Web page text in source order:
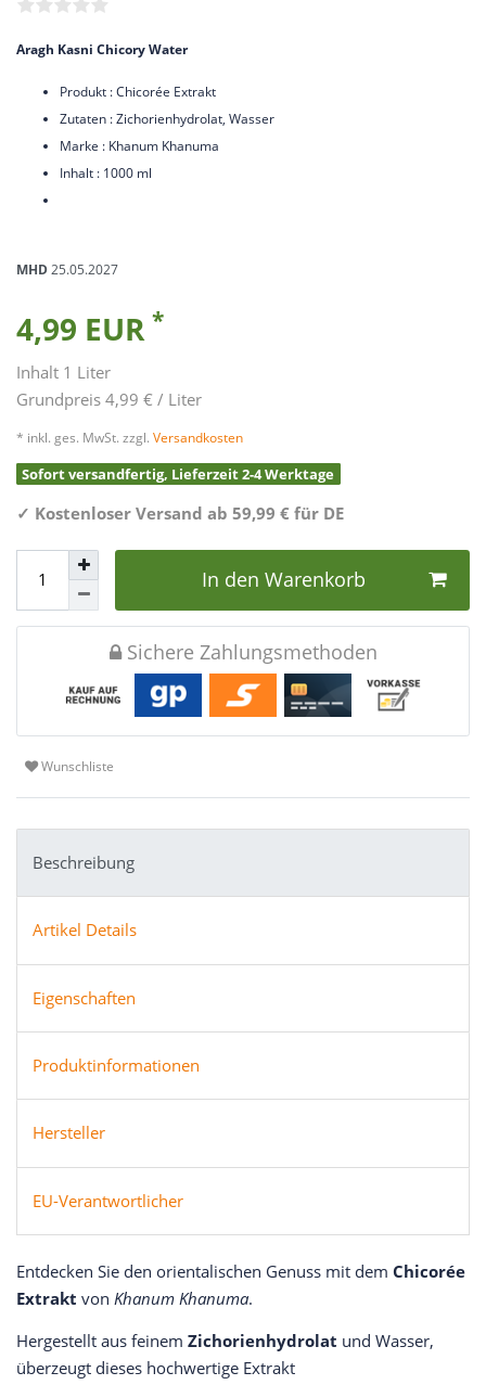
Aragh Kasni Chicory Water
Produkt : Chicorée Extrakt
Zutaten : Zichorienhydrolat, Wasser
Marke : Khanum Khanuma
Inhalt : 1000 ml
MHD25.05.2027
4,99 EUR *
Inhalt 1 Liter
Grundpreis4,99 € / Liter
* inkl. ges. MwSt. zzgl. Versandkosten
Sofort versandfertig, Lieferzeit 2-4 Werktage
✓ Kostenloser Versand ab 59,99 € für DE
In den Warenkorb
Sichere Zahlungsmethoden
Wunschliste
Beschreibung
Artikel Details
Eigenschaften
Produktinformationen
Hersteller
EU-Verantwortlicher
Entdecken Sie den orientalischen Genuss mit dem Chicorée
Extrakt von Khanum Khanuma.
Hergestellt aus feinem Zichorienhydrolat und Wasser,
überzeugt dieses hochwertige Extrakt